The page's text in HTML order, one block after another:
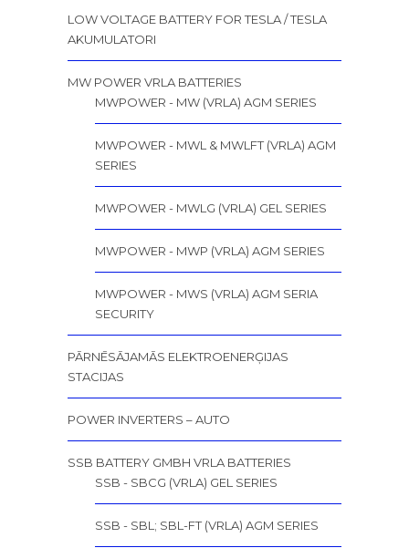
LOW VOLTAGE BATTERY FOR TESLA / TESLA
AKUMULATORI
MW POWER VRLA BATTERIES
MWPOWER - MW (VRLA) AGM SERIES
MWPOWER - MWL & MWLFT (VRLA) AGM
SERIES
MWPOWER - MWLG (VRLA) GEL SERIES
MWPOWER - MWP (VRLA) AGM SERIES
MWPOWER - MWS (VRLA) AGM SERIA
SECURITY
PĀRNĒSĀJAMĀS ELEKTROENERĢIJAS
STACIJAS
POWER INVERTERS – AUTO
SSB BATTERY GMBH VRLA BATTERIES
SSB - SBCG (VRLA) GEL SERIES
SSB - SBL; SBL-FT (VRLA) AGM SERIES